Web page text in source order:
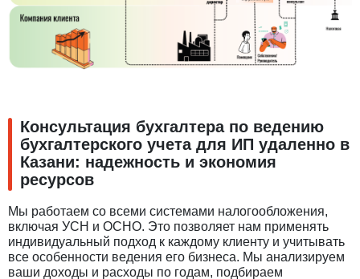
Консультация бухгалтера по ведению
бухгалтерского учета для ИП удаленно в
Казани: надежность и экономия
ресурсов
Мы работаем со всеми системами налогообложения,
включая УСН и ОСНО. Это позволяет нам применять
индивидуальный подход к каждому клиенту и учитывать
все особенности ведения его бизнеса. Мы анализируем
ваши доходы и расходы по годам, подбираем